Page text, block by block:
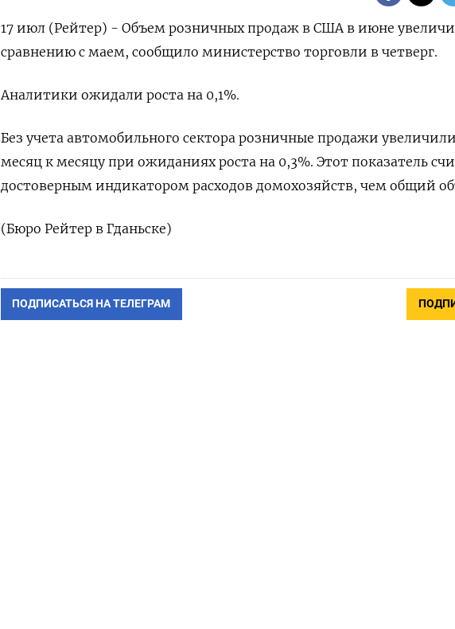
17 июл (Рейтер) - Объем розничных продаж в США в июне
сравнению с маем, сообщило министерство торговли в четверг.
Аналитики ожидали роста на 0,1%.
Без учета автомобильного сектора розничные продажи
месяц к месяцу при ожиданиях роста на 0,3%. Этот показатель
достоверным индикатором расходов домохозяйств, чем общий
(Бюро Рейтер в Гданьске)
ПОДПИСАТЬСЯ НА ТЕЛЕГРАМ